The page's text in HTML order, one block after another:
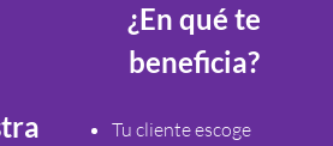
¿En qué te
beneficia?
Tu cliente escoge